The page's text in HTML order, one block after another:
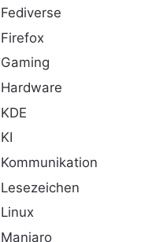
Fediverse
Firefox
Gaming
Hardware
KDE
KI
Kommunikation
Lesezeichen
Linux
Manjaro